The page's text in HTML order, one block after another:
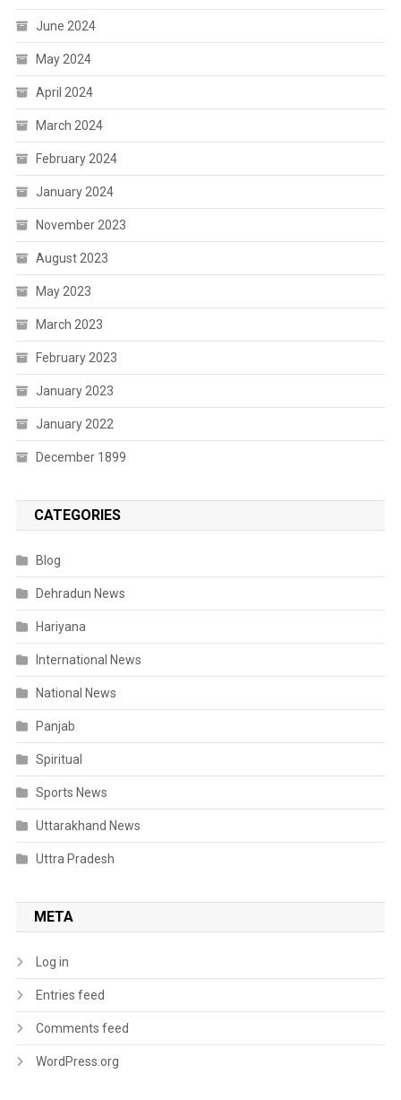
June 2024
May 2024
April 2024
March 2024
February 2024
January 2024
November 2023
August 2023
May 2023
March 2023
February 2023
January 2023
January 2022
December 1899
CATEGORIES
Blog
Dehradun News
Hariyana
International News
National News
Panjab
Spiritual
Sports News
Uttarakhand News
Uttra Pradesh
META
Log in
Entries feed
Comments feed
WordPress.org